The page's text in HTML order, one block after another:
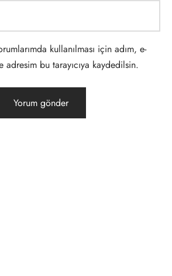
kullanılması için adım, e-
adresim bu tarayıcıya kaydedilsin.